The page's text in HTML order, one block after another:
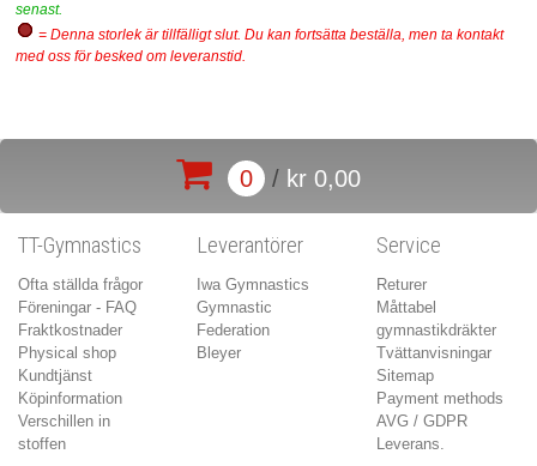
senast.
= Denna storlek är tillfälligt slut. Du kan fortsätta beställa, men ta kontakt
med oss för besked om leveranstid.
0 / kr 0,00
TT-Gymnastics
Ofta ställda frågor
Föreningar - FAQ
Fraktkostnader
Physical shop
Kundtjänst
Köpinformation
Verschillen in
stoffen
Leverantörer
Iwa Gymnastics
Gymnastic
Federation
Bleyer
Service
Returer
Måttabel
gymnastikdräkter
Tvättanvisningar
Sitemap
Payment methods
AVG / GDPR
Leverans.